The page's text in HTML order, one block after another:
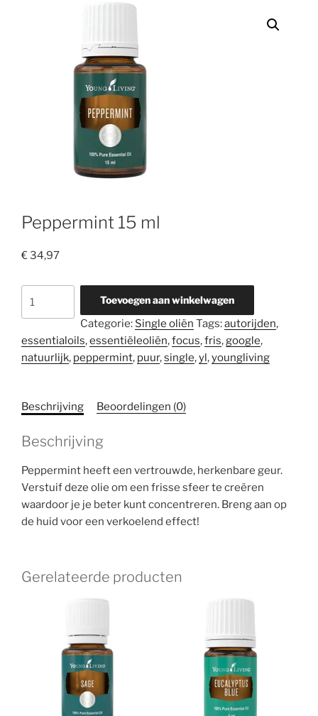
Peppermint 15 ml
€34,97
aantal
Toevoegen aan winkelwagen
Categorie: Single oliën Tags:autorijden,
essentialoils,essentiëleoliën,focus,fris,google,
natuurlijk, peppermint, puur,single,yl ,youngliving
Beschrijving Beoordelingen (0)
Beschrijving
Peppermint heeft een vertrouwde, herkenbare geur.
Verstuif deze olie om een frisse sfeer te creëren
waardoor je je beter kunt concentreren. Breng aan op
de huid voor een verkoelend effect!
Gerelateerde producten